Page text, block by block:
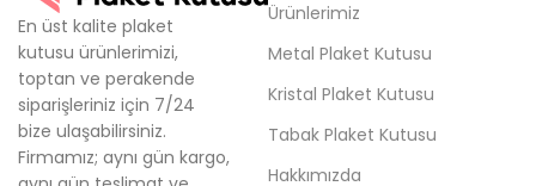
En üst kalite plaket
kutusu ürünlerimizi,
toptan ve perakende
siparişleriniz için 7/24
bize ulaşabilirsiniz.
Firmamız; aynı gün kargo,
Ürünlerimiz
Metal Plaket Kutusu
Kristal Plaket Kutusu
Tabak Plaket Kutusu
Hakkımızda